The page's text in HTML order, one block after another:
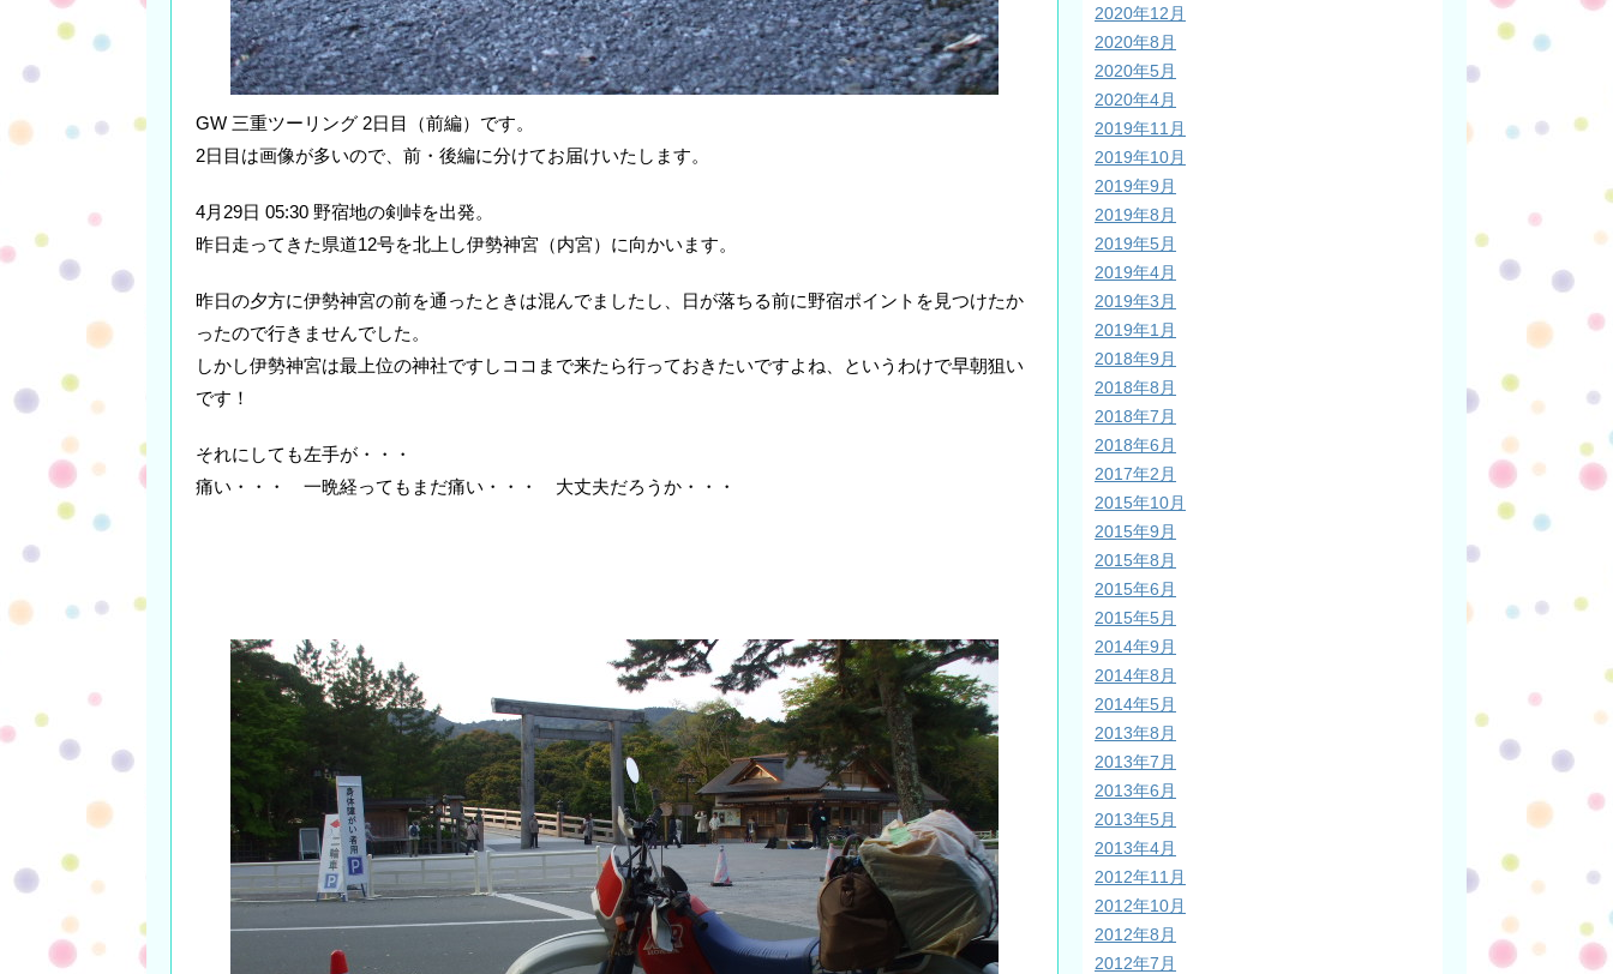
GW 三重ツーリング 2日目（前編）です。
2日目は画像が多いので、前・後編に分けてお届けいたします。
4月29日 05:30 野宿地の剣峠を出発。
昨日走ってきた県道12号を北上し伊勢神宮（内宮）に向かいます。
昨日の夕方に伊勢神宮の前を通ったときは混んでましたし、日が落ちる前に野宿ポイントを見つけたか
ったので行きませんでした。
しかし伊勢神宮は最上位の神社ですしココまで来たら行っておきたいですよね、というわけで早朝狙い
です！
それにしても左手が・・・
痛い・・・ 一晩経ってもまだ痛い・・・ 大丈夫だろうか・・・
2020年12月
2020年8月
2020年5月
2020年4月
2019年11月
2019年10月
2019年9月
2019年8月
2019年5月
2019年4月
2019年3月
2019年1月
2018年9月
2018年8月
2018年7月
2018年6月
2017年2月
2015年10月
2015年9月
2015年8月
2015年6月
2015年5月
2014年9月
2014年8月
2014年5月
2013年8月
2013年7月
2013年6月
2013年5月
2013年4月
2012年11月
2012年10月
2012年8月
2012年7月